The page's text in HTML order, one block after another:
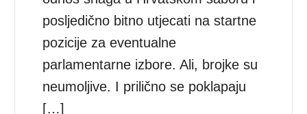
posljedično bitno utjecati na startne
pozicije za eventualne
parlamentarne izbore. Ali, brojke su
neumoljive. I prilično se poklapaju
[…]